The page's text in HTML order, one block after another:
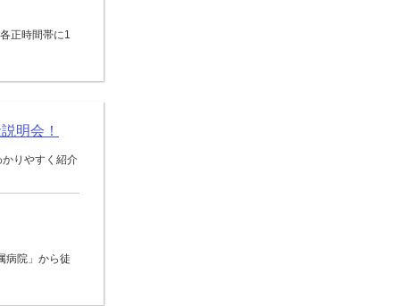
正時間帯に1
明会！
りやすく紹介
病院」から徒